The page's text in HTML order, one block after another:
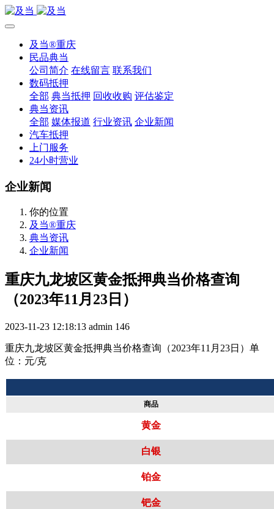
及当®重庆
民品典当
公司简介 在线留言 联系我们
数码抵押
全部 典当抵押 回收收购 评估鉴定
典当资讯
全部 媒体报道 行业资讯 企业新闻
汽车抵押
上门服务
24小时营业
企业新闻
你的位置
及当®重庆
典当资讯
企业新闻
重庆九龙坡区黄金抵押典当价格查询
（2023年11月23日）
2023-11-23 12:18:13 admin 146
重庆九龙坡区黄金抵押典当价格查询（2023年11月23日）单
位：元/克
商品
黄金
白银
铂金
钯金